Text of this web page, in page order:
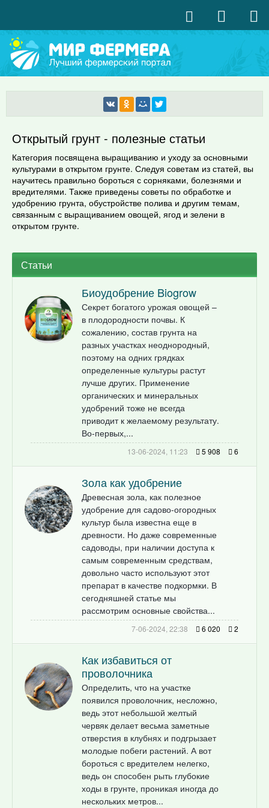
Открытый грунт - полезные статьи
Категория посвящена выращиванию и уходу за основными
культурами в открытом грунте. Следуя советам из статей, вы
научитесь правильно бороться с сорняками, болезнями и
вредителями. Также приведены советы по обработке и
удобрению грунта, обустройстве полива и другим темам,
связанным с выращиванием овощей, ягод и зелени в
открытом грунте.
Статьи
Биоудобрение Biogrow
Секрет богатого урожая овощей –
в плодородности почвы. К
сожалению, состав грунта на
разных участках неоднородный,
поэтому на одних грядках
определенные культуры растут
лучше других. Применение
органических и минеральных
удобрений тоже не всегда
приводит к желаемому результату.
Во-первых,...
13-06-2024, 11:23 5 908 6
Зола как удобрение
Древесная зола, как полезное
удобрение для садово-огородных
культур была известна еще в
древности. Но даже современные
садоводы, при наличии доступа к
самым современным средствам,
довольно часто используют этот
препарат в качестве подкормки. В
сегодняшней статье мы
рассмотрим основные свойства...
7-06-2024, 22:38 6 020 2
Как избавиться от
проволочника
Определить, что на участке
появился проволочник, несложно,
ведь этот небольшой желтый
червяк делает весьма заметные
отверстия в клубнях и подгрызает
молодые побеги растений. А вот
бороться с вредителем нелегко,
ведь он способен рыть глубокие
ходы в грунте, проникая иногда до
нескольких метров...